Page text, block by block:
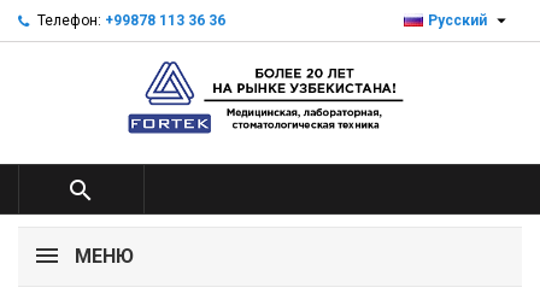
Телефон: +99878 113 36 36 Русский 

МЕНЮ